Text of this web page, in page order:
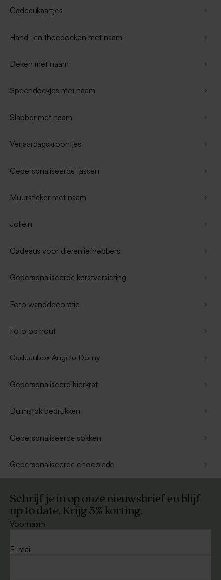
Cadeaukaartjes
Hand- en theedoeken met naam
Deken met naam
Speendoekjes met naam
Slabber met naam
Verjaardagskroontjes
Gepersonaliseerde tassen
Muursticker met naam
Jollein
Cadeaus voor dierenliefhebbers
Gepersonaliseerde kerstversiering
Foto wanddecoratie
Foto op hout
Cadeaubox Angelo Dorny
Gepersonaliseerd bierkrat
Duimstok bedrukken
Gepersonaliseerde sokken
Gepersonaliseerde chocolade
Schrijf je in op onze nieuwsbrief en blijf
up to date. Krijg 5% korting.
Voornaam
E-mail